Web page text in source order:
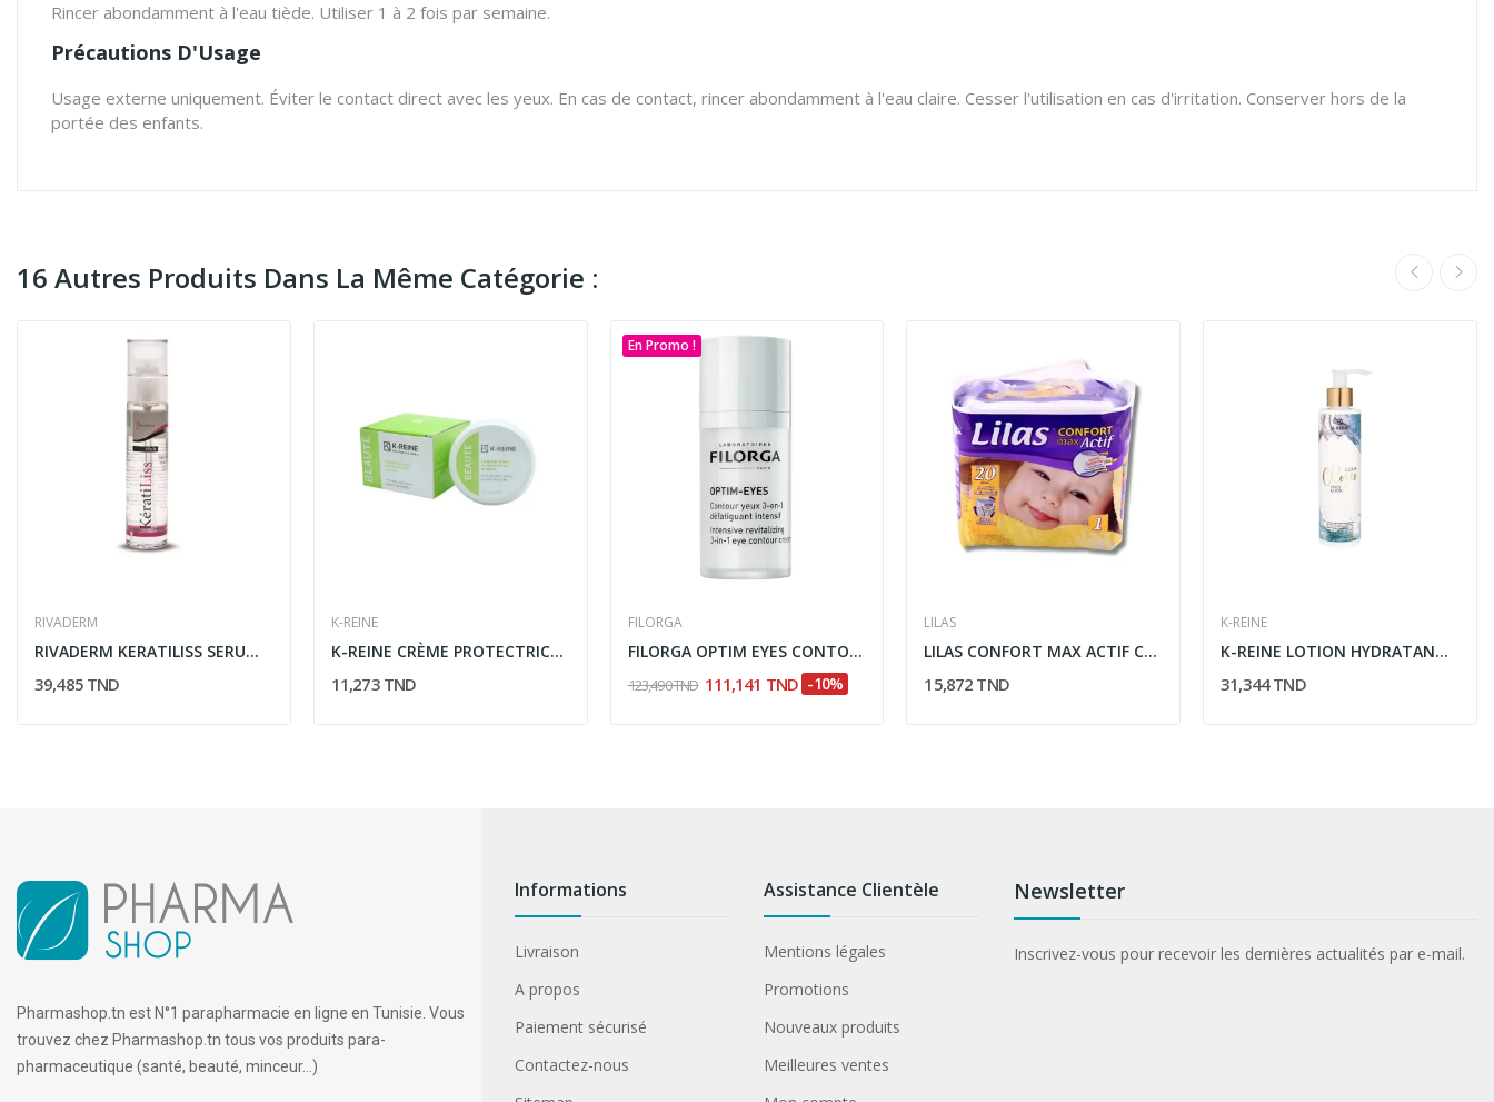
Rincer abondamment à l'eau tiède. Utiliser 1 à 2 fois par semaine.
Précautions D'Usage
Usage externe uniquement. Éviter le contact direct avec les yeux. En cas de contact, rincer abondamment à l'eau claire. Cesser l'utilisation en cas d'irritation. Conserver hors de la
portée des enfants.
16 Autres Produits Dans La Même Catégorie :
RIVADERM
RIVADERM KERATILISS SERUM CAP 50ml
39,485 TND
K-REINE
K-REINE CRÈME PROTECTRICE HYDRATANTE POUR LES...
11,273 TND
En Promo !
FILORGA
FILORGA OPTIM EYES CONTOUR YEUX 15ML
123,490 TND 111,141 TND -10%
LILAS
LILAS CONFORT MAX ACTIF COUCHE BB 2-4 KG 20 PIECES
15,872 TND
K-REINE
K-REINE LOTION HYDRATANTE CHEVEUX ET CORPS COME...
31,344 TND
Pharmashop.tn est N°1 parapharmacie en ligne en Tunisie. Vous
trouvez chez Pharmashop.tn tous vos produits para-
pharmaceutique (santé, beauté, minceur...)
Informations
Livraison
A propos
Paiement sécurisé
Contactez-nous
Assistance Clientèle
Mentions légales
Promotions
Nouveaux produits
Meilleures ventes
Newsletter
Inscrivez-vous pour recevoir les dernières actualités par e-mail.